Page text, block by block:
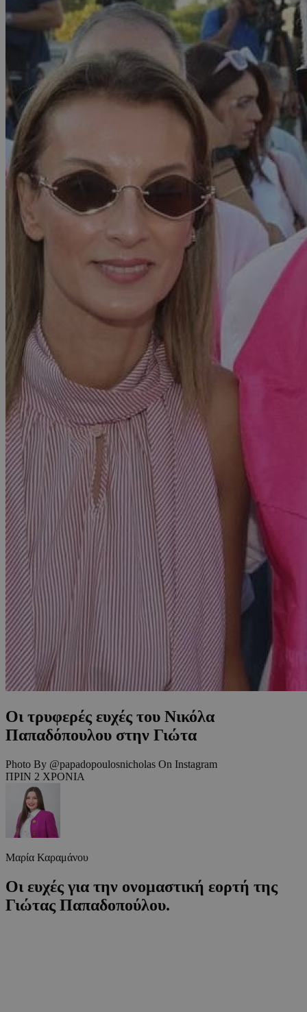
Οι τρυφερές ευχές του Νικόλα
Παπαδόπουλου στην Γιώτα
Photo By @papadopoulosnicholas On Instagram
ΠΡΙΝ 2 ΧΡΟΝΙΑ
Μαρία Καραμάνου
Οι ευχές για την ονομαστική εορτή της
Γιώτας Παπαδοπούλου.